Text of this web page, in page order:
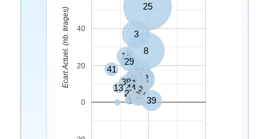
25
8
3
18
30
42
39
15
29
35
5
6
9
12
45
4
11
14
21
33
7
28
38
41
10
17
44
13
23
2740
49
1 2
0
20
40
Ecart Actuel. (nb. tirages)